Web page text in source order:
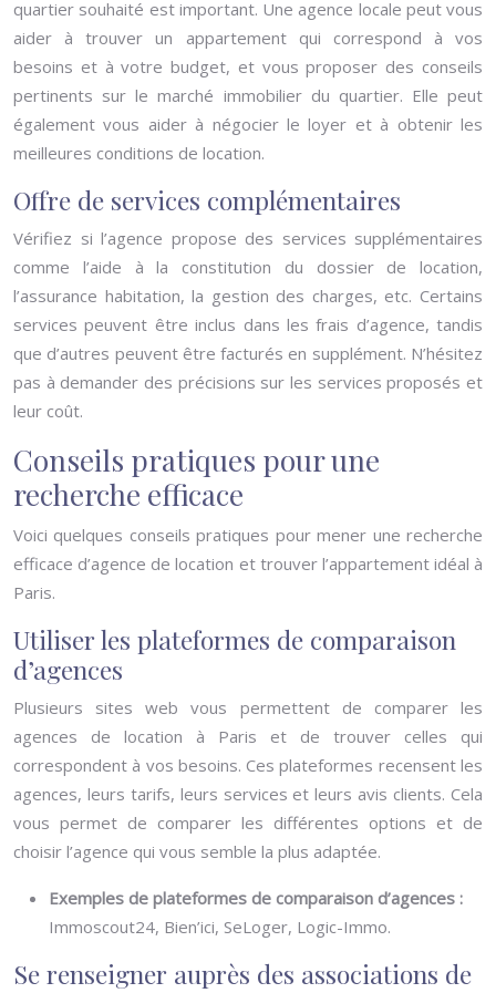
quartier souhaité est important. Une agence locale peut vous
aider à trouver un appartement qui correspond à vos
besoins et à votre budget, et vous proposer des conseils
pertinents sur le marché immobilier du quartier. Elle peut
également vous aider à négocier le loyer et à obtenir les
meilleures conditions de location.
Offre de services complémentaires
Vérifiez si l’agence propose des services supplémentaires
comme l’aide à la constitution du dossier de location,
l’assurance habitation, la gestion des charges, etc. Certains
services peuvent être inclus dans les frais d’agence, tandis
que d’autres peuvent être facturés en supplément. N’hésitez
pas à demander des précisions sur les services proposés et
leur coût.
Conseils pratiques pour une
recherche efficace
Voici quelques conseils pratiques pour mener une recherche
efficace d’agence de location et trouver l’appartement idéal à
Paris.
Utiliser les plateformes de comparaison
d’agences
Plusieurs sites web vous permettent de comparer les
agences de location à Paris et de trouver celles qui
correspondent à vos besoins. Ces plateformes recensent les
agences, leurs tarifs, leurs services et leurs avis clients. Cela
vous permet de comparer les différentes options et de
choisir l’agence qui vous semble la plus adaptée.
Exemples de plateformes de comparaison d’agences :
Immoscout24, Bien’ici, SeLoger, Logic-Immo.
Se renseigner auprès des associations de